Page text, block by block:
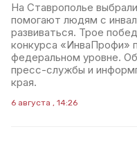
На Ставрополье
помогают людям с
развиваться. Трое
конкурса «ИнваПрофи»
федеральном уровне.
пресс-службы и
края.
6 августа , 14:26